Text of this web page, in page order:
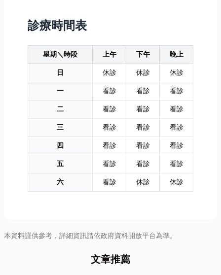
診療時間表
星期＼時段 上午 下午
晚上
日
休診 休診
休診
一
看診 看診
看診
二
看診 看診
看診
三
看診 看診
看診
四
看診 看診
看診
五
看診 看診
看診
六
看診 休診 休診
本資料謹供參考，詳細資訊請依政府資料開放平台為準。
文章推薦